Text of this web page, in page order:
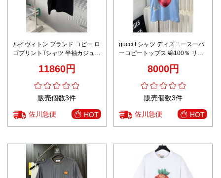
ルイヴィトン ブランド コピー ロ
ゴプリントTシャツ 半袖カジュア
11860円
販売個数3件
佐川急便 HOT
gucci t シャツ ディズニースーパ
ーコピートップス 綿100％ リン
柔らかい ブルー8000円
販売個数3件
佐川急便 HOT